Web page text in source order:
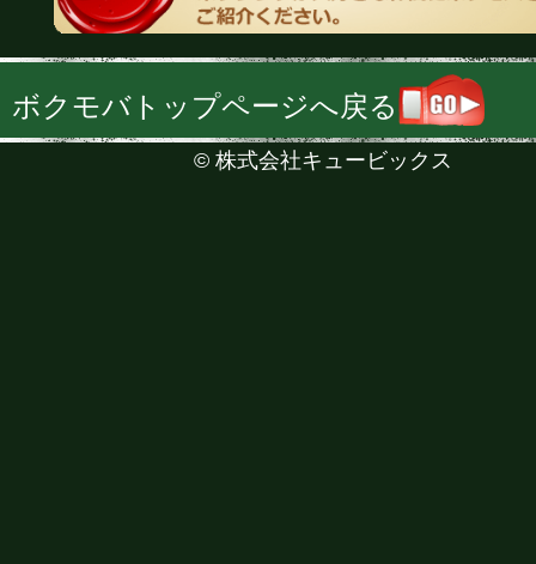
ボクモバトップページへ戻る
© 株式会社キュービックス